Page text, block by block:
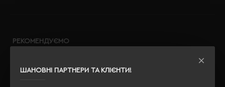
ШАНОВНІ ПАРТНЕРИ ТА КЛІЄНТИ!
РЕКОМЕНДУЄМО